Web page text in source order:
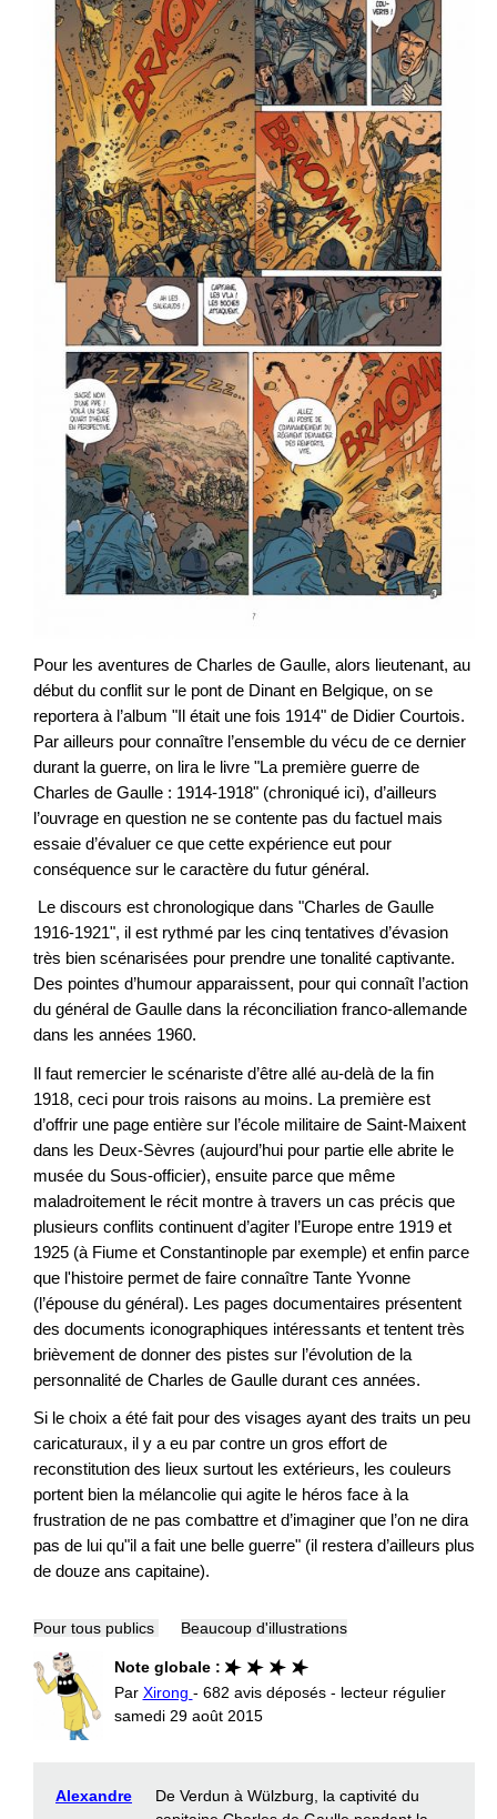
Pour les aventures de Charles de Gaulle, alors lieutenant, au
début du conflit sur le pont de Dinant en Belgique, on se
reportera à l’album "Il était une fois 1914" de Didier Courtois.
Par ailleurs pour connaître l’ensemble du vécu de ce dernier
durant la guerre, on lira le livre "La première guerre de
Charles de Gaulle : 1914-1918" (chroniqué ici), d’ailleurs
l’ouvrage en question ne se contente pas du factuel mais
essaie d’évaluer ce que cette expérience eut pour
conséquence sur le caractère du futur général.
Le discours est chronologique dans "Charles de Gaulle
1916-1921", il est rythmé par les cinq tentatives d’évasion
très bien scénarisées pour prendre une tonalité captivante.
Des pointes d’humour apparaissent, pour qui connaît l’action
du général de Gaulle dans la réconciliation franco-allemande
dans les années 1960.
Il faut remercier le scénariste d’être allé au-delà de la fin
1918, ceci pour trois raisons au moins. La première est
d’offrir une page entière sur l’école militaire de Saint-Maixent
dans les Deux-Sèvres (aujourd’hui pour partie elle abrite le
musée du Sous-officier), ensuite parce que même
maladroitement le récit montre à travers un cas précis que
plusieurs conflits continuent d’agiter l’Europe entre 1919 et
1925 (à Fiume et Constantinople par exemple) et enfin parce
que l'histoire permet de faire connaître Tante Yvonne
(l’épouse du général). Les pages documentaires présentent
des documents iconographiques intéressants et tentent très
brièvement de donner des pistes sur l’évolution de la
personnalité de Charles de Gaulle durant ces années.
Si le choix a été fait pour des visages ayant des traits un peu
caricaturaux, il y a eu par contre un gros effort de
reconstitution des lieux surtout les extérieurs, les couleurs
portent bien la mélancolie qui agite le héros face à la
frustration de ne pas combattre et d’imaginer que l’on ne dira
pas de lui qu"il a fait une belle guerre" (il restera d’ailleurs plus
de douze ans capitaine).
Pour tous publics Beaucoup d'illustrations
Note globale :
Par Xirong - 682 avis déposés - lecteur régulier
samedi 29 août 2015
Alexandre
De Verdun à Wülzburg, la captivité du